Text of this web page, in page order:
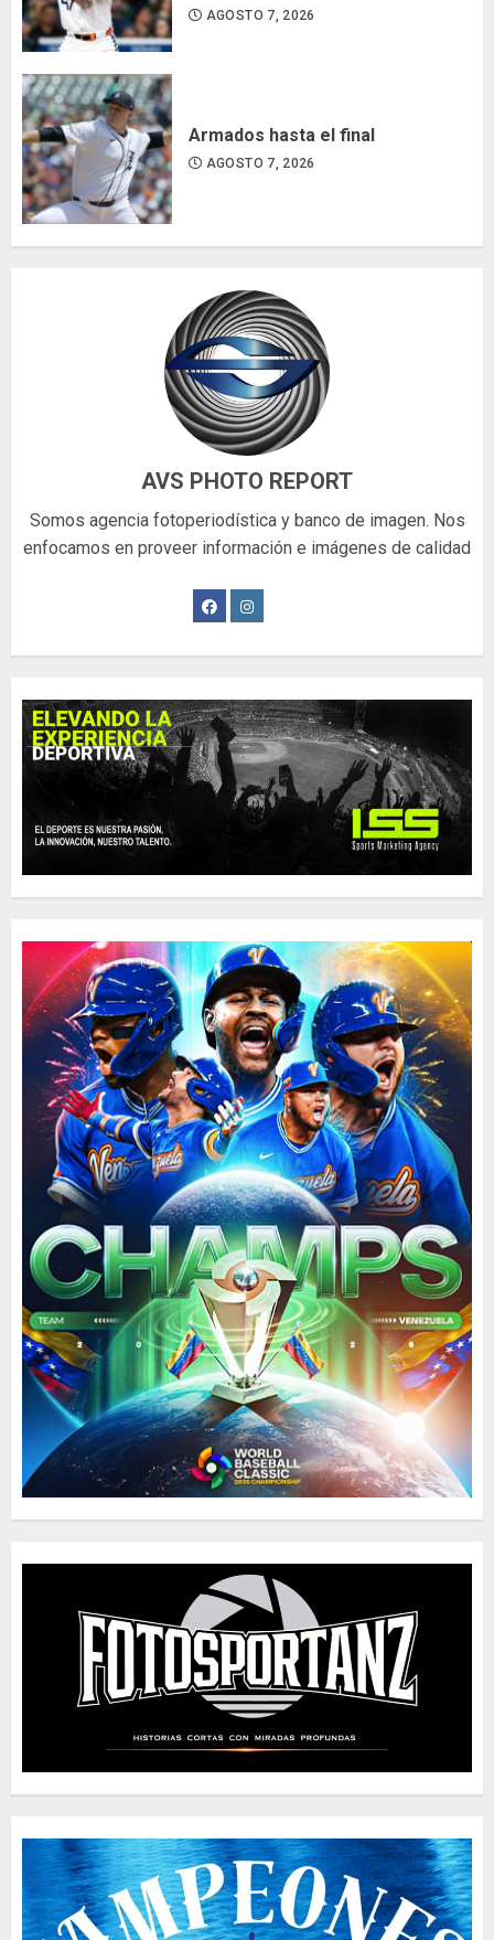
AGOSTO 7, 2026
Armados hasta el final
AGOSTO 7, 2026
AVS PHOTO REPORT
Somos agencia fotoperiodística y banco de imagen. Nos
enfocamos en proveer información e imágenes de calidad